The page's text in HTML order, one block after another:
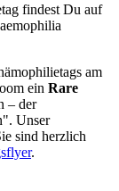
findest Du auf
am
ein Rare
– der
Unser
sind herzlich
.